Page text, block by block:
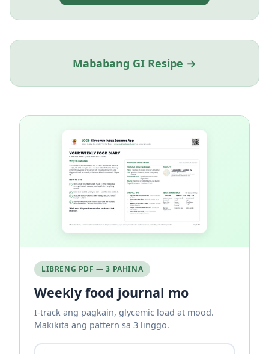
Mababang GI Resipe →
LIBRENG PDF — 3 PAHINA
Weekly food journal mo
I-track ang pagkain, glycemic load at mood.
Makikita ang pattern sa 3 linggo.